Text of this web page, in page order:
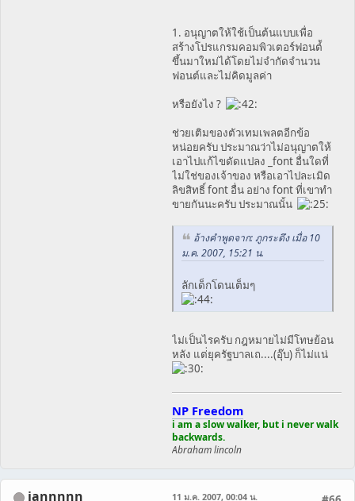
1. อนุญาตให้ใช้เป็นต้นแบบเพื่อ
สร้างโปรแกรมคอมพิวเตอร์ฟอนต์้
ขึ้นมาใหม่ได้โดยไม่จำกัดจำนวน
ฟอนต์และไม่คิดมูลค่า
หรือยังไง ?
ช่วยเติมของตัวเทมเพลตอีกข้อ
หน่อยครับ ประมาณว่าไม่อนุญาตให้
เอาไปแก้ไขดัดแปลง _font อื่นใดที่
ไม่ใช่ของเจ้าของ หรือเอาไปละเมิด
ลิขสิทธิ์ font อื่น อย่าง font ที่เขาทำ
ขายกันนะครับ ประมาณนั้น
อ้างคำพูดจาก: ภูกระดึง เมื่อ 10
ม.ค. 2007, 15:21 น.
ลักเด็กโดนเต็มๆ
ไม่เป็นไรครับ กฎหมายไม่มีโทษย้อน
หลัง แต่ยุครัฐบาลเถ....(อุ๊บ) ก็ไม่แน่
NP Freedom
i am a slow walker, but i never walk
backwards.
Abraham lincoln
iannnnn 11 ม.ค. 2007, 00:04 น.